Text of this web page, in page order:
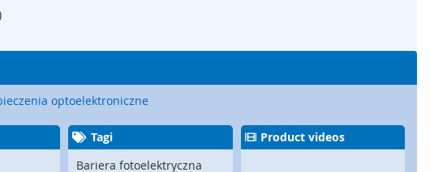
optoelektroniczne
Tagi
Bariera fotoelektryczna
Product videos